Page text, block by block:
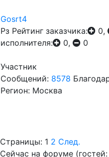
Gosrt4
Рз Рейтинг заказчика: 0,
исполнителя:
0, 0
Участник
Сообщений: 8578
Регион: Москва
Страницы: 1 2 След.
Сейчас на форуме (гостей: